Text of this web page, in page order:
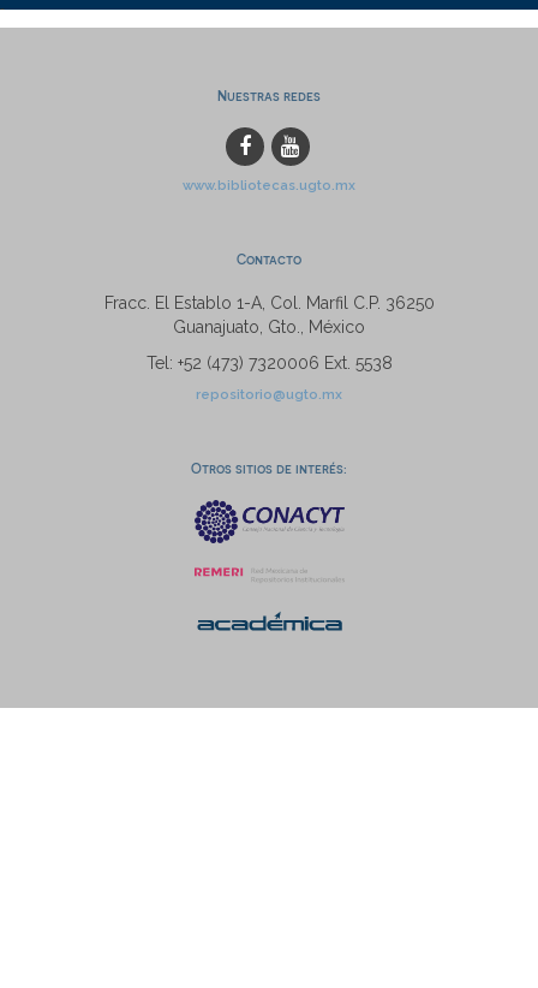
Nuestras redes
www.bibliotecas.ugto.mx
Contacto
Fracc. El Establo 1-A, Col. Marfil C.P. 36250
Guanajuato, Gto., México
Tel: +52 (473) 7320006 Ext. 5538
repositorio@ugto.mx
Otros sitios de interés: